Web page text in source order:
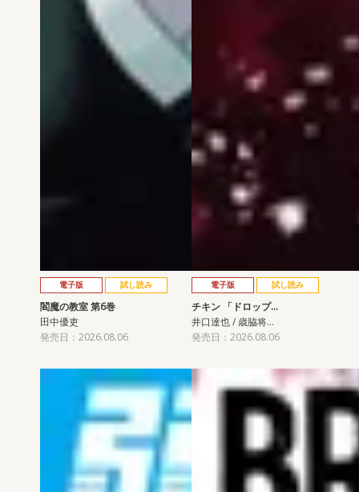
電子版 試し読み
閻魔の教室 第6巻
田中優吏
発売日：2026.08.06
電子版 試し読み
チキン 「ドロップ…
井口達也 / 歳脇将…
発売日：2026.08.06